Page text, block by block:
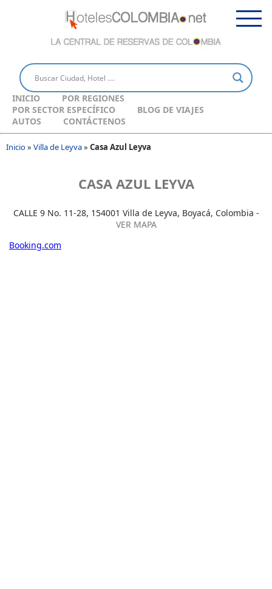
INICIO
POR REGIONES
POR SECTOR ESPECÍFICO
BLOG DE VIAJES
AUTOS
CONTÁCTENOS
Inicio» Villa de Leyva» Casa Azul Leyva
CASA AZUL LEYVA
CALLE 9 No. 11-28, 154001 Villa de Leyva, Boyacá, Colombia -
VER MAPA
Booking.com